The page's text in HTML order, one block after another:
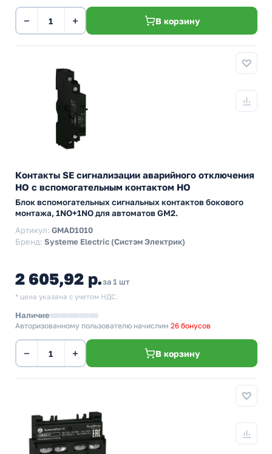
− + В корзину
Контакты SE сигнализации аварийного отключения
НО с вспомогательным контактом НО
Блок вспомогательных сигнальных контактов бокового
монтажа, 1NO+1NO для автоматов GM2.
Артикул: GMAD1010
Бренд: Systeme Electric (Систэм Электрик)
2 605,92 р.за 1 шт
* цена указана с учетом НДС.
Наличие
Авторизованному пользователю начислим 26 бонусов
− + В корзину